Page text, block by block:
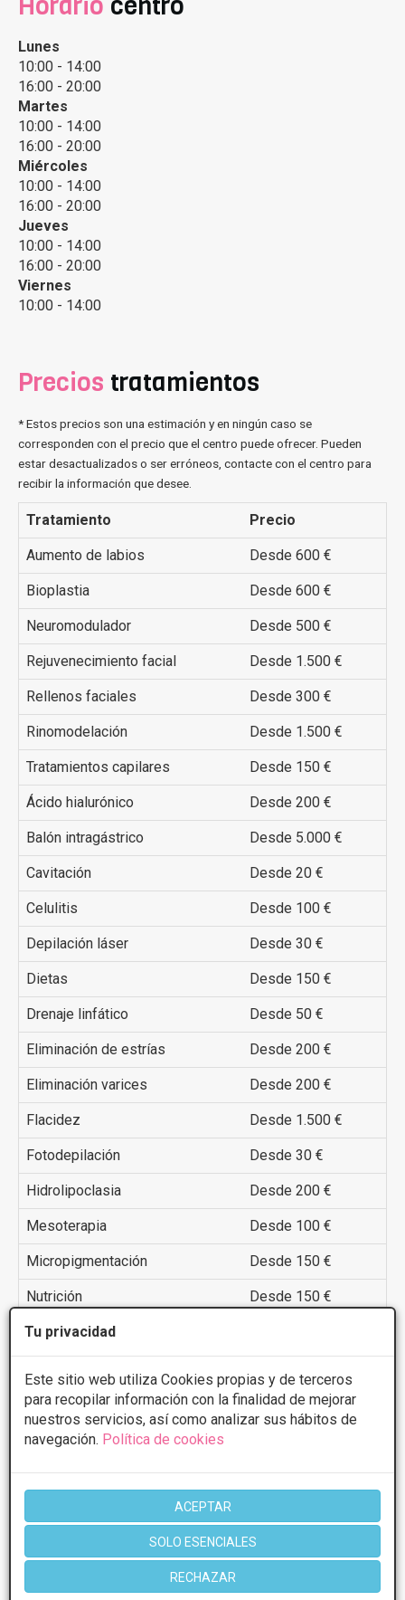
Tu privacidad
Este sitio web utiliza Cookies propias y de terceros
para recopilar información con la finalidad de mejorar
nuestros servicios, así como analizar sus hábitos de
navegación. Política de cookies
ACEPTAR
SOLO ESENCIALES
RECHAZAR
Lunes
10:00 - 14:00
16:00 - 20:00
Martes
10:00 - 14:00
16:00 - 20:00
Miércoles
10:00 - 14:00
16:00 - 20:00
Jueves
10:00 - 14:00
16:00 - 20:00
Viernes
10:00 - 14:00
Precios tratamientos
* Estos precios son una estimación y en ningún caso se
corresponden con el precio que el centro puede ofrecer. Pueden
estar desactualizados o ser erróneos, contacte con el centro para
recibir la información que desee.
Tratamiento Precio
Aumento de labios Desde 600 €
Bioplastia Desde 600 €
Neuromodulador Desde 500 €
Rejuvenecimiento facial Desde 1.500 €
Rellenos faciales Desde 300 €
Rinomodelación Desde 1.500 €
Tratamientos capilares Desde 150 €
Ácido hialurónico Desde 200 €
Balón intragástrico Desde 5.000 €
Cavitación Desde 20 €
Celulitis Desde 100 €
Depilación láser Desde 30 €
Dietas Desde 150 €
Drenaje linfático Desde 50 €
Eliminación de estrías Desde 200 €
Eliminación varices Desde 200 €
Flacidez Desde 1.500 €
Fotodepilación Desde 30 €
Hidrolipoclasia Desde 200 €
Mesoterapia Desde 100 €
Micropigmentación Desde 150 €
Nutrición Desde 150 €
Peeling
Radiofrecuencia Desde 50 €
Abdominoplastia
Dermolipectomía Desde 5.000 €
Desde 2.000 €